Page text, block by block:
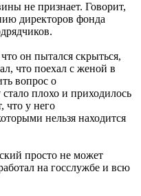
не признает. Говорит,
директоров фонда
он пытался скрыться,
что поехал с женой в
вопрос о
плохо и приходилось
что у него
нельзя находится
просто не может
на госслужбе и всю